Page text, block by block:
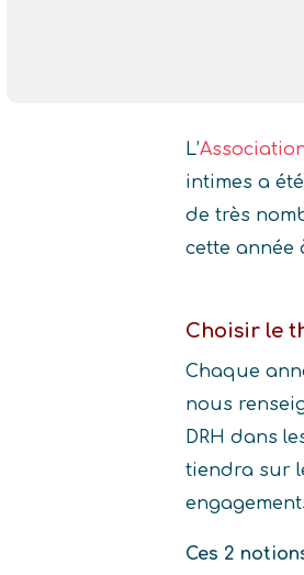
L’
intimes a
de très
cette année
Choisir le
Chaque
nous
DRH dans
tiendra sur
Ces 2